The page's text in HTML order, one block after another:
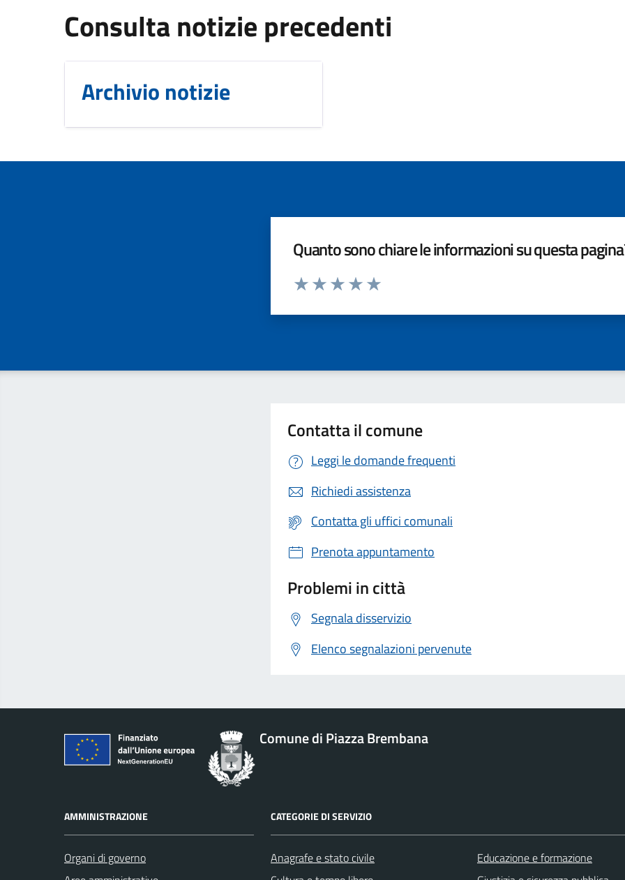
Consulta notizie precedenti
Archivio notizie
Quanto sono chiare le informazioni su questa
Valuta da 1 a 5 stelle la pagina
Contatta il comune
Leggi le domande frequenti
Richiedi assistenza
Contatta gli uffici comunali
Prenota appuntamento
Problemi in città
Segnala disservizio
Elenco segnalazioni pervenute
Comune di Piazza Brembana
AMMINISTRAZIONE
Organi di governo
CATEGORIE DI SERVIZIO
Anagrafe e stato civile
Educazione e formazione